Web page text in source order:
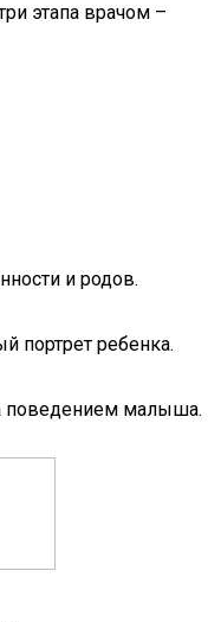
этапа врачом –
и родов.
портрет ребенка.
поведением малыша.